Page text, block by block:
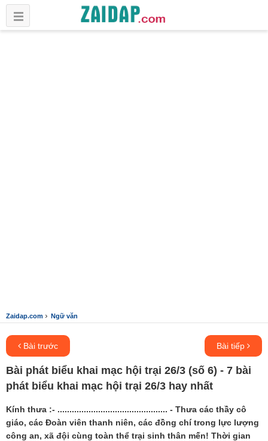
Zaidap.com › Ngữ văn
Bài trước Bài tiếp
Bài phát biểu khai mạc hội trại 26/3 (số 6) - 7 bài
phát biểu khai mạc hội trại 26/3 hay nhất
Kính thưa :- .............................................. - Thưa các thầy cô
giáo, các Đoàn viên thanh niên, các đồng chí trong lực lượng
công an, xã đội cùng toàn thể trại sinh thân mến! Thời gian